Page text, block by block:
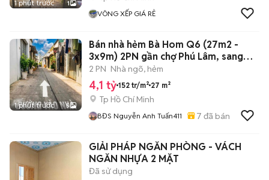
1 phút trước 1
VÕNG XẾP GIÁ RẺ
1 phút trước 5
Bán nhà hẻm Bà Hom Q6 (27m2 -
3x9m) 2PN gần chợ Phú Lâm, sang
tên ngay
2 PN Nhà ngõ, hẻm
4,1 tỷ 152 tr/m² 27 m²
Tp Hồ Chí Minh
BĐS Nguyễn Anh Tuấn411 7 đã bán
GIẢI PHÁP NGĂN PHÒNG - VÁCH
NGĂN NHỰA 2 MẶT
Đã sử dụng